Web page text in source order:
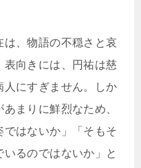
、物語の不穏さと哀
表向きには、円祐は慈
にすぎません。しか
まりに鮮烈なため、
はないか」「そもそ
るのではないか」と